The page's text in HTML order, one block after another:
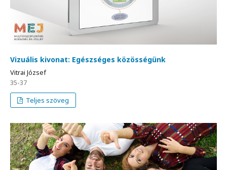
Vizuális kivonat: Egészséges közösségünk
Vitrai József
35-37
Teljes szöveg